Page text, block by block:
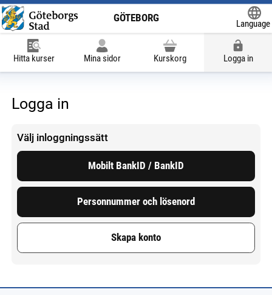
GÖTEBORG
Language
Hitta kurser Mina sidor Kurskorg Logga in
Logga in
Välj inloggningssätt
Mobilt BankID / BankID
Personnummer och lösenord
Skapa konto